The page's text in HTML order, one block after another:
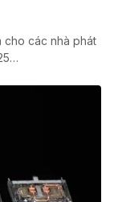
cho các nhà phát